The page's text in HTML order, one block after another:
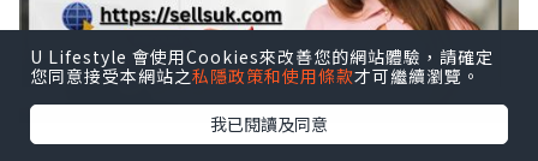
U Lifestyle 會使用Cookies來改善您的網站體驗，請確定
您同意接受本網站之私隱政策和使用條款才可繼續瀏覽。
我已閱讀及同意